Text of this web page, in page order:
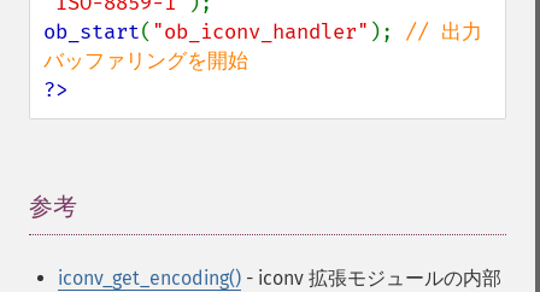
ob_start( "ob_iconv_handler" ); // 出力
?>
参考
iconv_get_encoding() - iconv 拡張モジュールの内部